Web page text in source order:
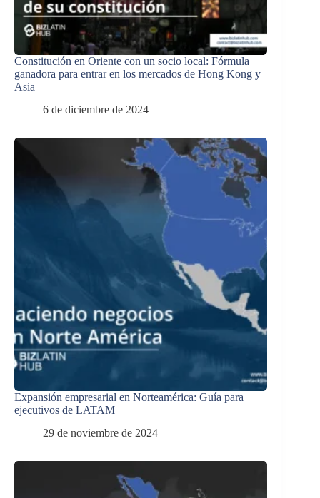
Constitución en Oriente con un socio local: Fórmula
ganadora para entrar en los mercados de Hong Kong y
Asia
6 de diciembre de 2024
Expansión empresarial en Norteamérica: Guía para
ejecutivos de LATAM
29 de noviembre de 2024